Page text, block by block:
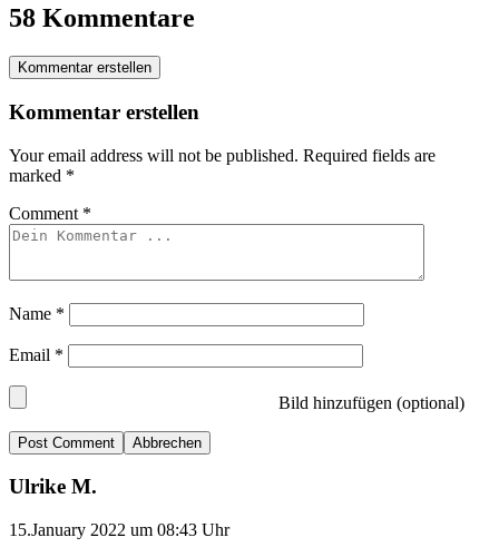
58 Kommentare
Kommentar erstellen
Kommentar erstellen
Your email address will not be published. Required fields are
marked *
Comment *
Name *
Email *
Bild hinzufügen (optional)
Abbrechen
Ulrike M.
15.January 2022 um 08:43 Uhr